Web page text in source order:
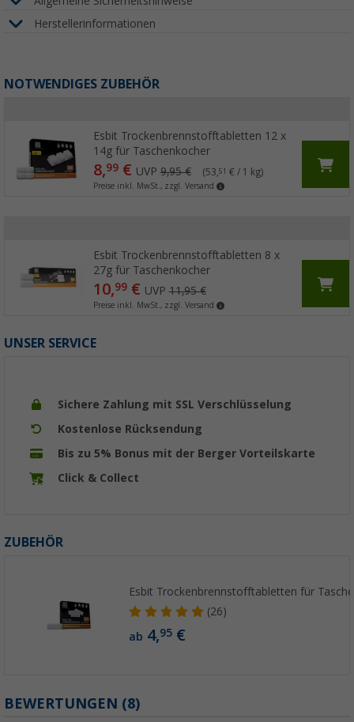
Herstellerinformationen
NOTWENDIGES ZUBEHÖR
Esbit Trockenbrennstofftabletten 12 x
14g für Taschenkocher
8,99€ UVP9,95 € (53,51 € / 1 kg)
Preise inkl. MwSt., zzgl. Versand
Esbit Trockenbrennstofftabletten 8 x
27g für Taschenkocher
10,99€ UVP11,95 €
Preise inkl. MwSt., zzgl. Versand
UNSER SERVICE
Sichere Zahlung mit SSL Verschlüsselung
Kostenlose Rücksendung
Bis zu 5% Bonus mit der Berger Vorteilskarte
Click & Collect
ZUBEHÖR
Esbit Trockenbrennstofftabletten für
(26)
ab 4,95 €
BEWERTUNGEN (8)